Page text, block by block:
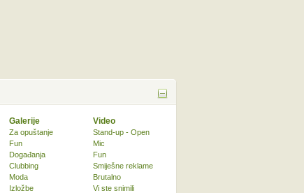
Galerije
Za opuštanje
Fun
Događanja
Clubbing
Moda
Izložbe
Video
Stand-up - Open
Mic
Fun
Smiješne reklame
Brutalno
Vi ste snimili